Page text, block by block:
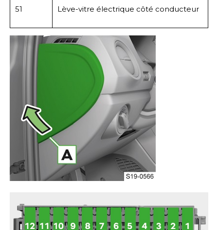
51 Lève-vitre électrique côté conducteur